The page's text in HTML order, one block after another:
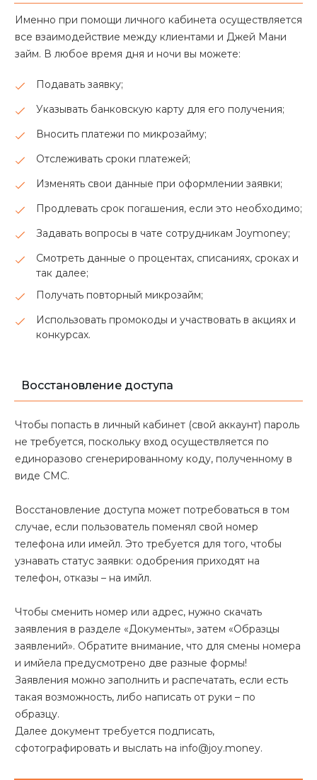
Именно при помощи личного кабинета осуществляется
все взаимодействие между клиентами и Джей Мани
займ. В любое время дня и ночи вы можете:
Подавать заявку;
Указывать банковскую карту для его получения;
Вносить платежи по микрозайму;
Отслеживать сроки платежей;
Изменять свои данные при оформлении заявки;
Продлевать срок погашения, если это необходимо;
Задавать вопросы в чате сотрудникам Joymoney;
Смотреть данные о процентах, списаниях, сроках и
так далее;
Получать повторный микрозайм;
Использовать промокоды и участвовать в акциях и
конкурсах.
Восстановление доступа
Чтобы попасть в личный кабинет (свой аккаунт) пароль
не требуется, поскольку вход осуществляется по
единоразово сгенерированному коду, полученному в
виде СМС.
Восстановление доступа может потребоваться в том
случае, если пользователь поменял свой номер
телефона или имейл. Это требуется для того, чтобы
узнавать статус заявки: одобрения приходят на
телефон, отказы – на имйл.
Чтобы сменить номер или адрес, нужно скачать
заявления в разделе «Документы», затем «Образцы
заявлений». Обратите внимание, что для смены номера
и имйела предусмотрено две разные формы!
Заявления можно заполнить и распечатать, если есть
такая возможность, либо написать от руки – по
образцу.
Далее документ требуется подписать,
сфотографировать и выслать на info@joy.money.